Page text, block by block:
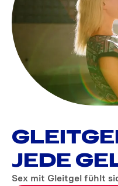
JEDE
Sex mit Gleitgel fühlt